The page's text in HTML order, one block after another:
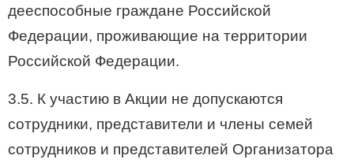
дееспособные граждане Российской
Федерации, проживающие на территории
Российской Федерации.
3.5. К участию в Акции не допускаются
сотрудники, представители и члены семей
сотрудников и представителей Организатора